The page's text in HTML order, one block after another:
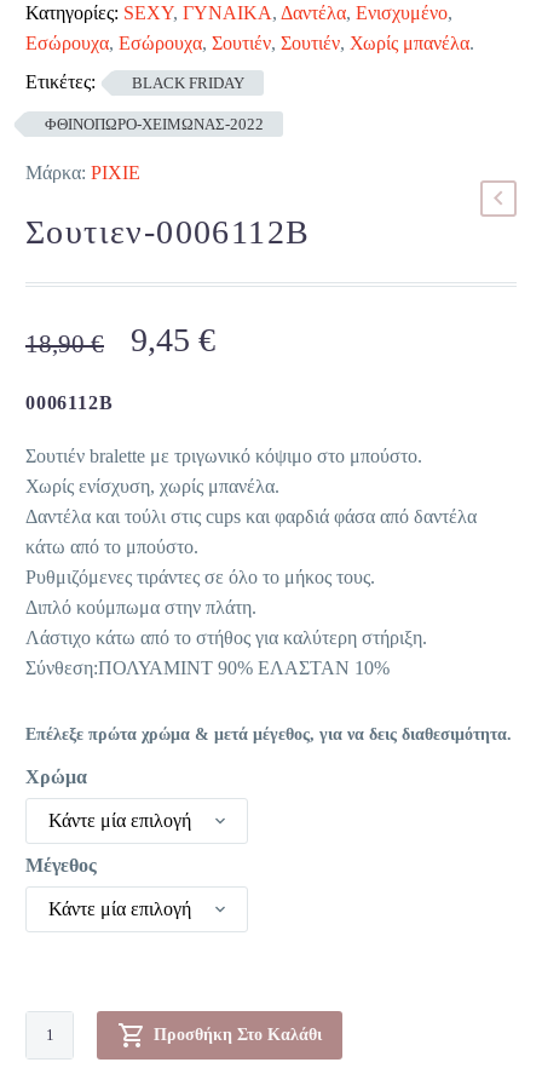
Κατηγορίες: SEXY, ΓΥΝΑΙΚΑ, Δαντέλα, Ενισχυμένο,
Εσώρουχα, Εσώρουχα, Σουτιέν, Σουτιέν, Χωρίς μπανέλα.
Ετικέτες:
BLACK FRIDAY
ΦΘΙΝΟΠΩΡΟ-ΧΕΙΜΩΝΑΣ-2022
Μάρκα: PIXIE
Σουτιεν-0006112B
18,90€
Original
9,45 €Η
είναι:
9,45 €.
0006112B
Σουτιέν bralette με τριγωνικό κόψιμο στο μπούστο.
Χωρίς ενίσχυση, χωρίς μπανέλα.
Δαντέλα και τούλι στις cups και φαρδιά φάσα από δαντέλα
κάτω από το μπούστο.
Ρυθμιζόμενες τιράντες σε όλο το μήκος τους.
Διπλό κούμπωμα στην πλάτη.
Λάστιχο κάτω από το στήθος για καλύτερη στήριξη.
Σύνθεση:ΠΟΛΥΑΜΙΝΤ 90% ΕΛΑΣΤΑΝ 10%
Επέλεξε πρώτα χρώμα & μετά μέγεθος, για να δεις διαθεσιμότητα.
Χρώμα
Κάντε μία επιλογή
Μέγεθος
Κάντε μία επιλογή
Σουτιεν-0006112B
ποσότητα
Προσθήκη Στο Καλάθι